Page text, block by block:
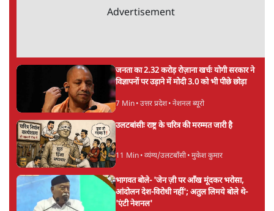
Advertisement
जनता का 2.32 करोड़ रोज़ाना खर्चः योगी सरकार ने
विज्ञापनों पर उड़ाने में मोदी 3.0 को भी पीछे छोड़ा
7 Min• उत्तर प्रदेश• नेशनल ब्यूरो
उलटबांसीः राष्ट्र के चरित्र की मरम्मत जारी है
11 Min• व्यंग्य/उलटबाँसी• मुकेश कुमार
भागवत बोले- 'जेन ज़ी पर आँख मूंदकर भरोसा,
आंदोलन देश-विरोधी नहीं'; अतुल लिमये बोले थे-
'एंटी नेशनल'